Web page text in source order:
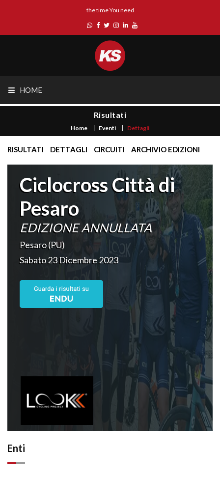
the time You need
HOME
Risultati
Home Eventi Dettagli
RISULTATI DETTAGLI CIRCUITI ARCHIVIO EDIZIONI
Ciclocross Città di
Pesaro
EDIZIONE ANNULLATA
Pesaro (PU)
Sabato 23 Dicembre 2023
Enti